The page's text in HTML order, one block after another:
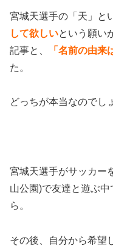
宮城天選手の「天」と
して欲しいという願い
記事と、
「名前の由来
た。
どっちが本当なのでし
宮城天選手がサッカー
山公園)で友達と遊ぶ
ら。
その後、自分から希望